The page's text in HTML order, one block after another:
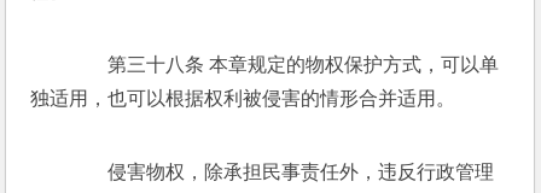
第三十八条 本章规定的物权保护方式，可以单
独适用，也可以根据权利被侵害的情形合并适用。
侵害物权，除承担民事责任外，违反行政管理